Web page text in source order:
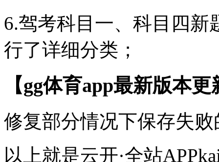
6.驾考科目一、科目四
行了详细分类；
【gg体育app最新版本
修复部分情况下保存失败
以上就是云开·全站